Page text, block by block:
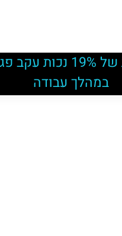
אישור זכאות של 19%
במהלך עבודה